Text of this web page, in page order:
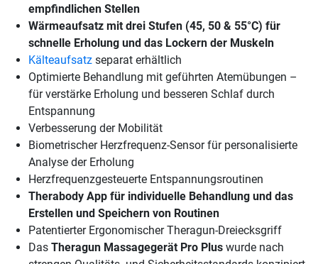
empfindlichen Stellen
Wärmeaufsatz mit drei Stufen (45, 50 & 55°C) für
schnelle Erholung und das Lockern der Muskeln
Kälteaufsatz separat erhältlich
Optimierte Behandlung mit geführten Atemübungen –
für verstärke Erholung und besseren Schlaf durch
Entspannung
Verbesserung der Mobilität
Biometrischer Herzfrequenz-Sensor für personalisierte
Analyse der Erholung
Herzfrequenzgesteuerte Entspannungsroutinen
Therabody App für individuelle Behandlung und das
Erstellen und Speichern von Routinen
Patentierter Ergonomischer Theragun-Dreiecksgriff
Das Theragun Massagegerät Pro Plus wurde nach